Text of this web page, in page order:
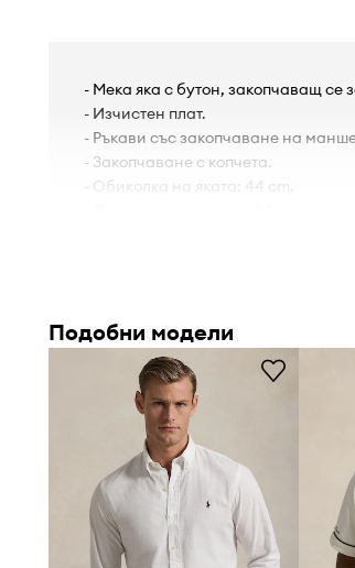
- Мека яка с бутон, закопчаващ се
- Изчистен плат.
- Ръкави със закопчаване на
- Закопчаване с копчета.
- Обиколка на яката: 44 cm.
- Размери, определени за височина:
Подобни модели